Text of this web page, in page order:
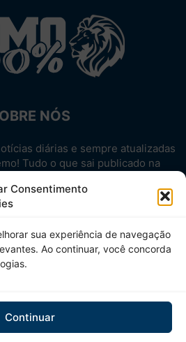
Consentimento
sua experiência de navegação
Ao continuar, você concorda
Continuar
NÓS
diárias e sempre atualizadas
Tudo o que sai publicado na
Site não-oficial.
NOS